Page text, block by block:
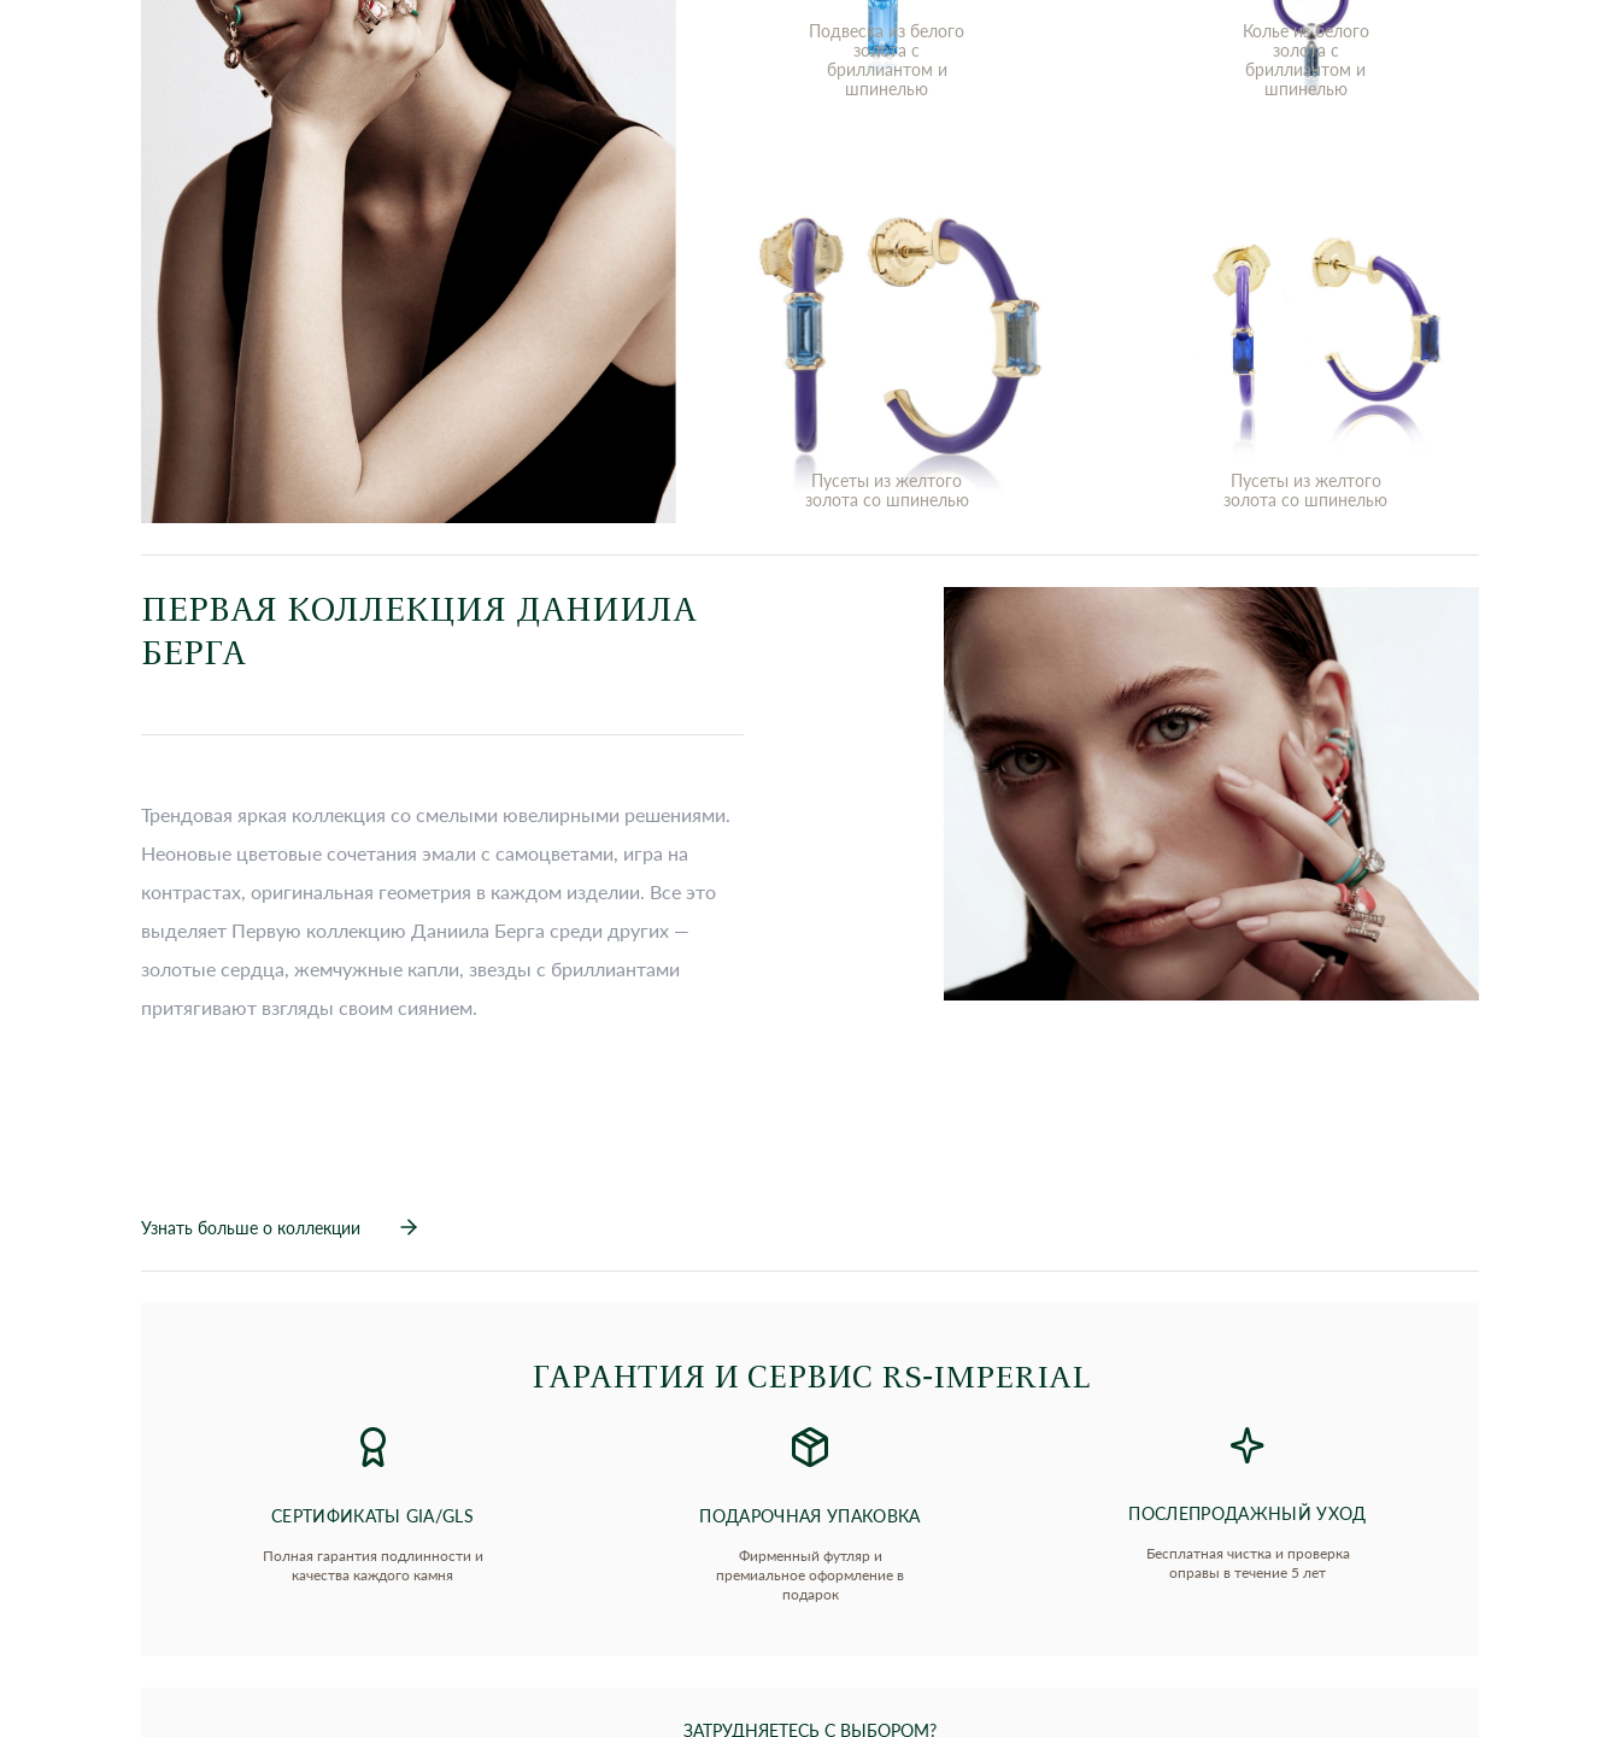
Подвеска из белого
золота с
бриллиантом и
шпинелью
Колье из белого
золота с
бриллиантом и
шпинелью
Пусеты из желтого
золота со шпинелью
Пусеты из желтого
золота со шпинелью
ПЕРВАЯ КОЛЛЕКЦИЯ ДАНИИЛА
БЕРГА
Трендовая яркая коллекция со смелыми ювелирными решениями.
Неоновые цветовые сочетания эмали с самоцветами, игра на
контрастах, оригинальная геометрия в каждом изделии. Все это
выделяет Первую коллекцию Даниила Берга среди других —
золотые сердца, жемчужные капли, звезды с бриллиантами
притягивают взгляды своим сиянием.
Узнать больше о коллекции
ГАРАНТИЯ И СЕРВИС RS‑IMPERIAL
СЕРТИФИКАТЫ GIA/GLS
Полная гарантия подлинности и
качества каждого камня
ПОДАРОЧНАЯ УПАКОВКА
Фирменный футляр и
премиальное оформление в
подарок
ПОСЛЕПРОДАЖНЫЙ УХОД
Бесплатная чистка и проверка
оправы в течение 5 лет
ЗАТРУДНЯЕТЕСЬ С ВЫБОРОМ?